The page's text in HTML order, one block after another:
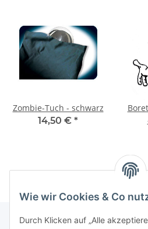
Wie wir Cookies & Co
Durch Klicken auf „Alle
Zombie-Tuch - schwarz
14,50 € *